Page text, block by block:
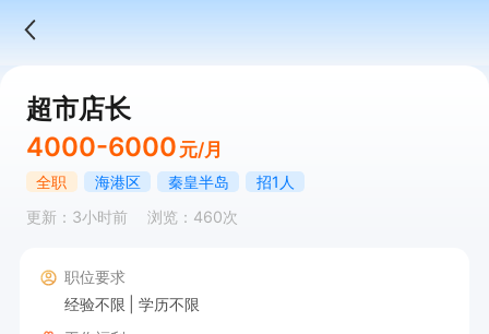
超市店长
4000-6000 元/月
全职 海港区 秦皇半岛
招1人
更新：3小时前
浏览：460次
职位要求
经验不限
学历不限